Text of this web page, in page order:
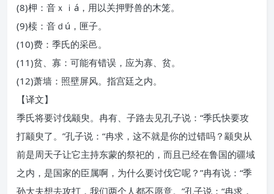
(8)柙：音ｘｉá，用以关押野兽的木笼。
(9)椟：音ｄú，匣子。
(10)费：季氏的采邑。
(11)贫、寡：可能有错误，应为寡、贫。
(12)萧墙：照壁屏风。指宫廷之内。
【译文】
季氏将要讨伐颛臾。冉有、子路去见孔子说：“季氏快要攻
打颛臾了。”孔子说：“冉求，这不就是你的过错吗？颛臾从
前是周天子让它主持东蒙的祭祀的，而且已经在鲁国的疆域
之内，是国家的臣属啊，为什么要讨伐它呢？”冉有说：“季
孙大夫想去攻打，我们两个人都不愿意。”孔子说：“冉求，